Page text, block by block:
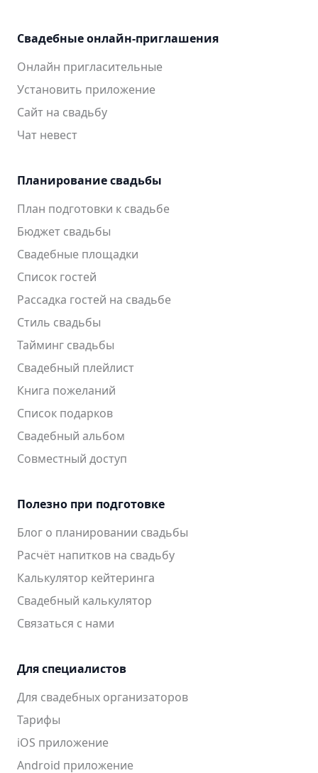
Свадебные онлайн-приглашения
Онлайн пригласительные
Установить приложение
Сайт на свадьбу
Чат невест
Планирование свадьбы
План подготовки к свадьбе
Бюджет свадьбы
Свадебные площадки
Список гостей
Рассадка гостей на свадьбе
Стиль свадьбы
Тайминг свадьбы
Свадебный плейлист
Книга пожеланий
Список подарков
Свадебный альбом
Совместный доступ
Полезно при подготовке
Блог о планировании свадьбы
Расчёт напитков на свадьбу
Калькулятор кейтеринга
Свадебный калькулятор
Связаться с нами
Для специалистов
Для свадебных организаторов
Тарифы
iOS приложение
Android приложение